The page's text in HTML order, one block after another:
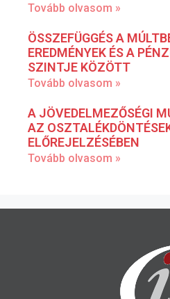
Tovább olvasom »
ÖSSZEFÜGGÉS A
EREDMÉNYEK ÉS A
SZINTJE KÖZÖTT
Tovább olvasom »
A JÖVEDELMEZŐSÉGI
AZ
ELŐREJELZÉSÉBEN
Tovább olvasom »